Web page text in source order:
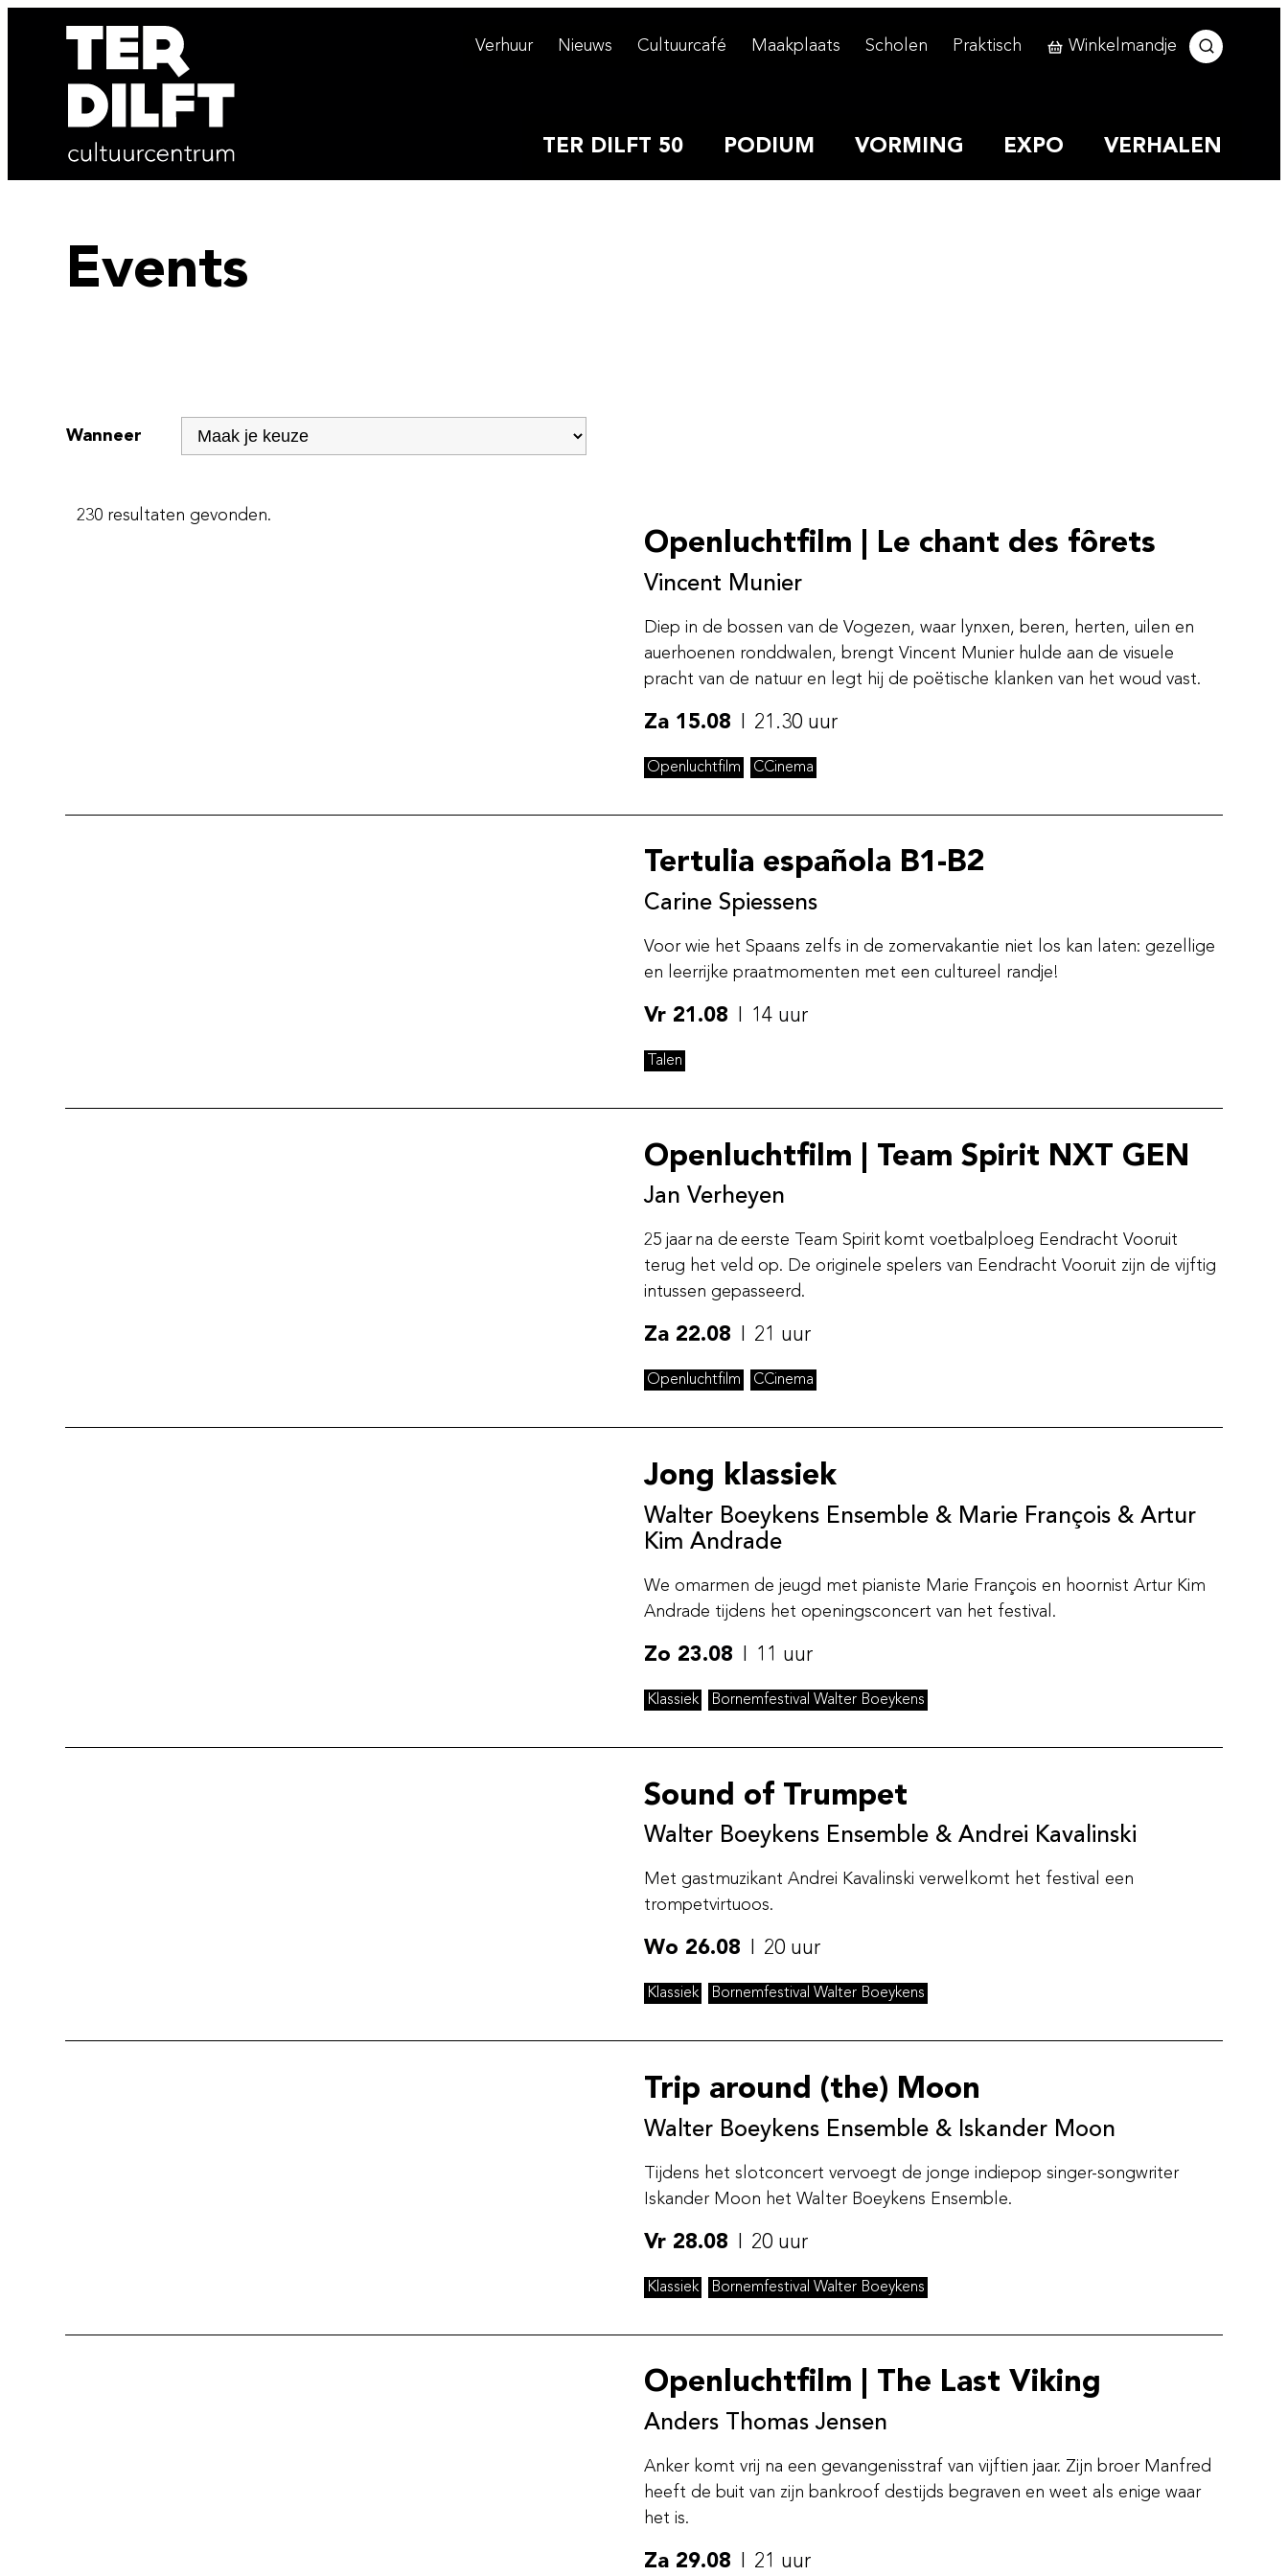
Naar inhoud Ga naar verfijn of wijzig resultaten .
Ter Dilft
Verhuur Nieuws Cultuurcafé Maakplaats Scholen Praktisch Winkelmandje Zoek
TER DILFT 50 PODIUM VORMING EXPO VERHALEN
Events
Verfijn of wijzig resultaten
Wanneer
230 resultaten gevonden.
Openluchtfilm | Le chant des fôrets
Vincent Munier
Diep in de bossen van de Vogezen, waar lynxen, beren, herten, uilen en
auerhoenen ronddwalen, brengt Vincent Munier hulde aan de visuele
pracht van de natuur en legt hij de poëtische klanken van het woud vast.
Za 15.08 21.30 uur
Openluchtfilm CCinema
Tertulia española B1-B2
Carine Spiessens
Voor wie het Spaans zelfs in de zomervakantie niet los kan laten: gezellige
en leerrijke praatmomenten met een cultureel randje!
Vr 21.08 14 uur
Talen
Openluchtfilm | Team Spirit NXT GEN
Jan Verheyen
25 jaar na de eerste Team Spirit komt voetbalploeg Eendracht Vooruit
terug het veld op. De originele spelers van Eendracht Vooruit zijn de vijftig
intussen gepasseerd.
Za 22.08 21 uur
Openluchtfilm CCinema
Jong klassiek
Walter Boeykens Ensemble & Marie François & Artur
Kim Andrade
We omarmen de jeugd met pianiste Marie François en hoornist Artur Kim
Andrade tijdens het openingsconcert van het festival.
Zo 23.08 11 uur
Klassiek Bornemfestival Walter Boeykens
Sound of Trumpet
Walter Boeykens Ensemble & Andrei Kavalinski
Met gastmuzikant Andrei Kavalinski verwelkomt het festival een
trompetvirtuoos.
Wo 26.08 20 uur
Klassiek Bornemfestival Walter Boeykens
Trip around (the) Moon
Walter Boeykens Ensemble & Iskander Moon
Tijdens het slotconcert vervoegt de jonge indiepop singer-songwriter
Iskander Moon het Walter Boeykens Ensemble.
Vr 28.08 20 uur
Klassiek Bornemfestival Walter Boeykens
Openluchtfilm | The Last Viking
Anders Thomas Jensen
Anker komt vrij na een gevangenisstraf van vijftien jaar. Zijn broer Manfred
heeft de buit van zijn bankroof destijds begraven en weet als enige waar
het is.
Za 29.08 21 uur